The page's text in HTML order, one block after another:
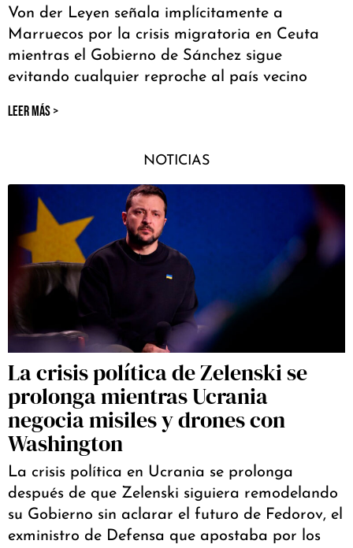
Von der Leyen señala implícitamente a
Marruecos por la crisis migratoria en Ceuta
mientras el Gobierno de Sánchez sigue
evitando cualquier reproche al país vecino
LEER MÁS >
NOTICIAS
La crisis política de Zelenski se
prolonga mientras Ucrania
negocia misiles y drones con
Washington
La crisis política en Ucrania se prolonga
después de que Zelenski siguiera remodelando
su Gobierno sin aclarar el futuro de Fedorov, el
exministro de Defensa que apostaba por los